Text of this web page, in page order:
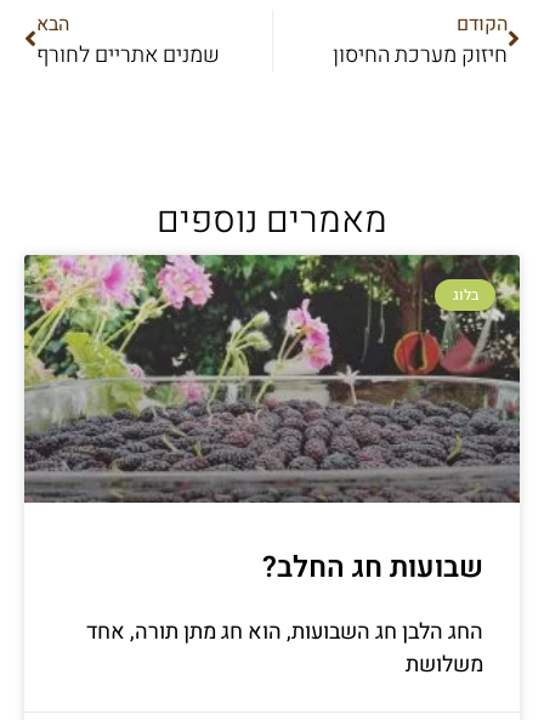
הקודם
חיזוק מערכת החיסון
הבא
שמנים אתריים לחורף
מאמרים נוספים
בלוג
שבועות חג החלב?
החג הלבן חג השבועות, הוא חג מתן תורה, אחד
משלושת